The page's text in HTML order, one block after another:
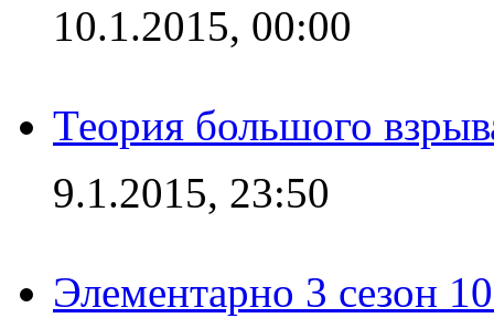
10.1.2015, 00:00
Теория большого
9.1.2015, 23:50
Элементарно 3 сезон